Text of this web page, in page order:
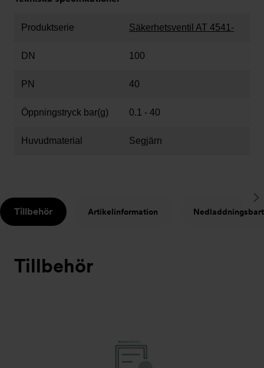
Produktserie Säkerhetsventil AT 4541-
DN 100
PN 40
Öppningstryck bar(g) 0.1 - 40
Huvudmaterial Segjärn
Tillbehör Artikelinformation Nedladdningsbart
Tillbehör